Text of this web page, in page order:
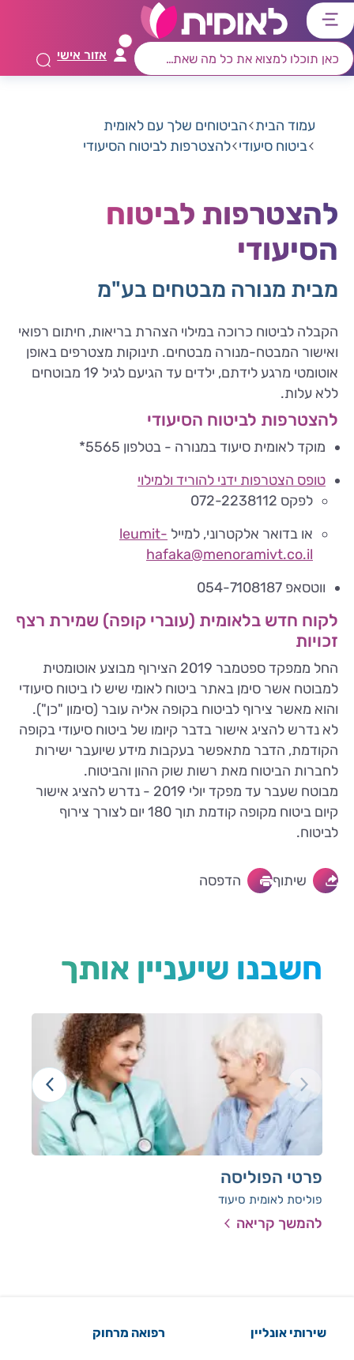
דלג
לתפריט
ראשי
דלג
לרכיב
חיפוש
דלג
לתוכן
מרכזי
דלג
לאזור
קישורים
אזור אישי
עמוד הבית הביטוחים שלך עם לאומית
ביטוח סיעודי להצטרפות לביטוח הסיעודי
להצטרפות לביטוח
הסיעודי
מבית מנורה מבטחים בע"מ
הקבלה לביטוח כרוכה במילוי הצהרת בריאות, חיתום רפואי
ואישור המבטח-מנורה מבטחים. תינוקות מצטרפים באופן
אוטומטי מרגע לידתם, ילדים עד הגיעם לגיל 19 מבוטחים
ללא עלות.
להצטרפות לביטוח הסיעודי
מוקד לאומית סיעוד במנורה - בטלפון 5565*
טופס הצטרפות ידני להוריד ולמילוי
לפקס 072-2238112
או בדואר אלקטרוני, למייל leumit-
hafaka@menoramivt.co.il
ווטסאפ 054-7108187
לקוח חדש בלאומית (עוברי קופה) שמירת רצף
זכויות
החל ממפקד ספטמבר 2019 הצירוף מבוצע אוטומטית
למבוטח אשר סימן באתר ביטוח לאומי שיש לו ביטוח סיעודי
והוא מאשר צירוף לביטוח בקופה אליה עובר (סימון "כן").
לא נדרש להציג אישור בדבר קיומו של ביטוח סיעודי בקופה
הקודמת, הדבר מתאפשר בעקבות מידע שיועבר ישירות
לחברות הביטוח מאת רשות שוק ההון והביטוח.
מבוטח שעבר עד מפקד יולי 2019 - נדרש להציג אישור
קיום ביטוח מקופה קודמת תוך 180 יום לצורך צירוף
לביטוח.
שיתוף הדפסה
חשבנו שיעניין אותך
פרטי הפוליסה
פוליסת לאומית סיעוד
להמשך קריאה
שירותי אונליין רפואה מרחוק